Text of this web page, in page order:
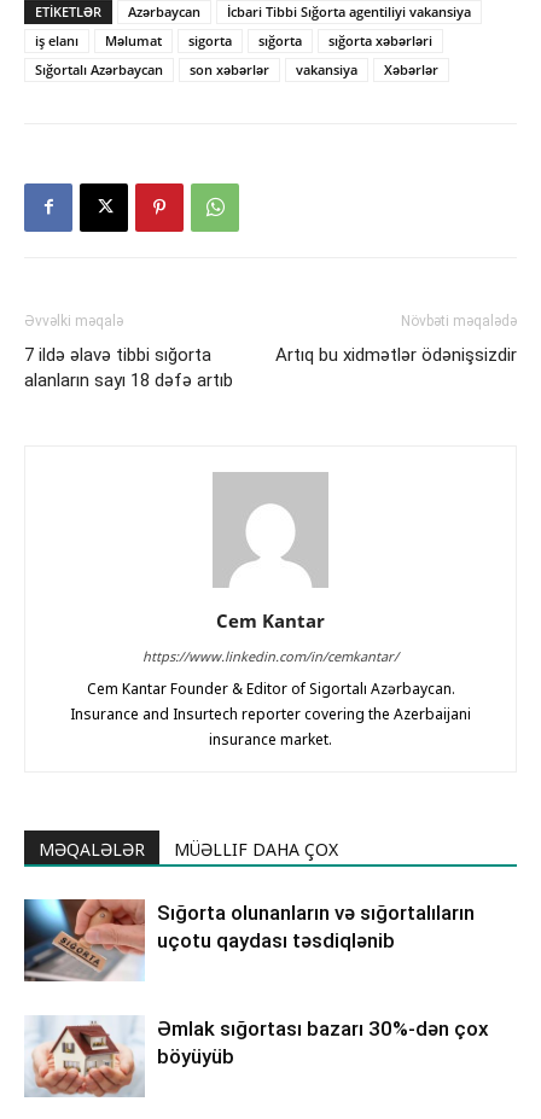
ETIKETLƏR Azərbaycan
İcbari Tibbi Sığorta agentiliyi vakansiya
iş elanı
Məlumat sigorta sığorta
sığorta xəbərləri
Sığortalı Azərbaycan
son xəbərlər vakansiya Xəbərlər
Əvvəlki məqalə
7 ildə əlavə tibbi sığorta
alanların sayı 18 dəfə artıb
Növbəti məqalədə
Artıq bu xidmətlər ödənişsizdir
Cem Kantar
https://www.linkedin.com/in/cemkantar/
Cem Kantar Founder & Editor of Sigortalı Azərbaycan.
Insurance and Insurtech reporter covering the Azerbaijani
insurance market.
MƏQALƏLƏR MÜƏLLIF DAHA ÇOX
Sığorta olunanların və sığortalıların
uçotu qaydası təsdiqlənib
Əmlak sığortası bazarı 30%-dən çox
böyüyüb